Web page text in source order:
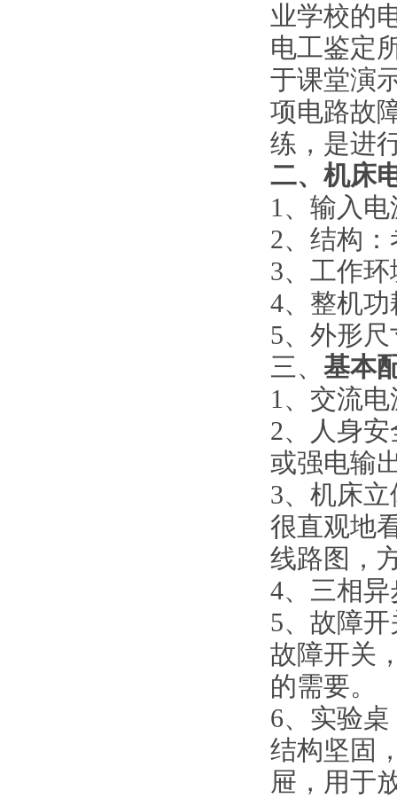
业学校的
电工鉴定
于课堂演
项电路故
练，是进
二、 机床
1、输入
2、结构
3、工作环
4、整机
5、外形尺
三、 基本
1、交流
2、人身
或强电输
3、机床
很直观地
线路图，
4、三相
5、故障
故障开关
的需要。
6、实验
结构坚固
屉，用于